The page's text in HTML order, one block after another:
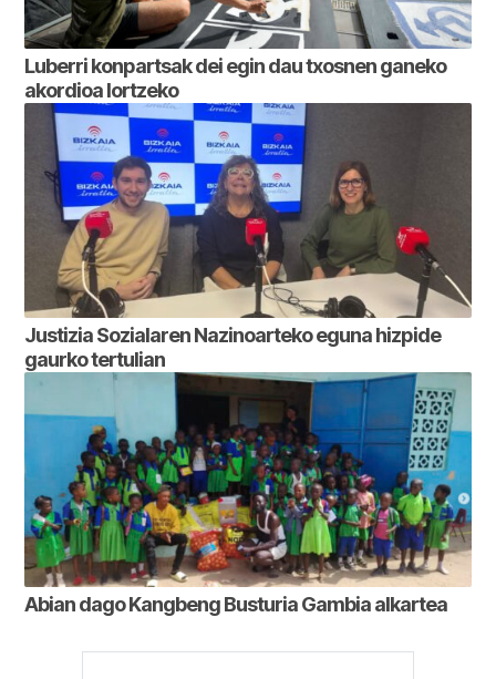
Luberri konpartsak dei egin dau txosnen ganeko
akordioa lortzeko
Justizia Sozialaren Nazinoarteko eguna hizpide
gaurko tertulian
Abian dago Kangbeng Busturia Gambia alkartea